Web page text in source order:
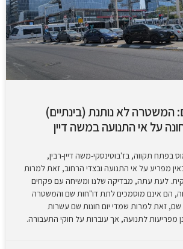
המשטרה לא נותנת (בינתיים)
על אי התנועה במשה דיין
בפתח תקווה, בז'בוטינסקי-משה דיין-רבין,
באין מפריע על אי התנועה ובצדי הרחוב, זאת למרות
לעת עתה, מבדיקה שלנו ומשיחה עם פקחים
הם אינם מוסמכים לתת דו"חות שם והמשטרה
זאת למרות שמדי יום חונות שם עשרות
מפריעות לתנועה, אך עוברות על חוקי התעבורה.